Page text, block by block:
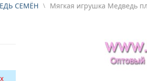
СЕМЁН Mягкая игрушка Медведь